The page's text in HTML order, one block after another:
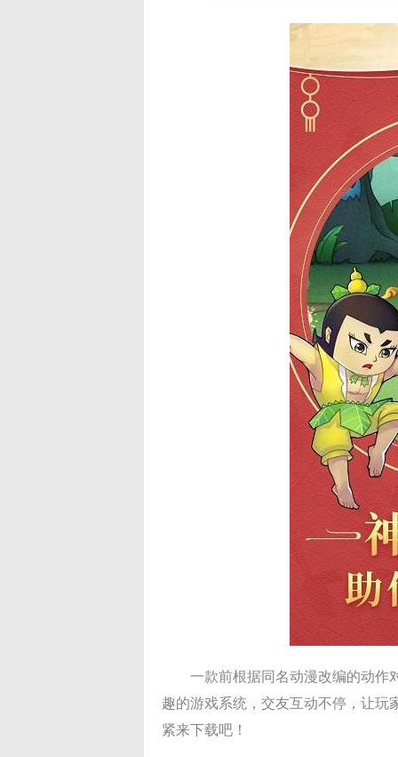
一款前根据同名动漫改编的动作
趣的游戏系统，交友互动不停，让玩
紧来下载吧！